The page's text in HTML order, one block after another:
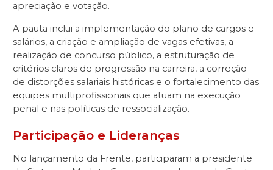
apreciação e votação.
A pauta inclui a implementação do plano de cargos e
salários, a criação e ampliação de vagas efetivas, a
realização de concurso público, a estruturação de
critérios claros de progressão na carreira, a correção
de distorções salariais históricas e o fortalecimento das
equipes multiprofissionais que atuam na execução
penal e nas políticas de ressocialização.
Participação e Lideranças
No lançamento da Frente, participaram a presidente